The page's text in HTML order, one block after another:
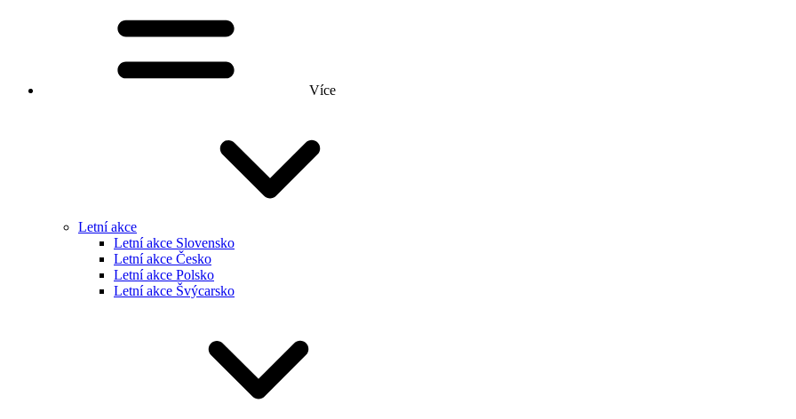
Více
Letní akce
Letní akce Slovensko
Letní akce Česko
Letní akce Polsko
Letní akce Švýcarsko